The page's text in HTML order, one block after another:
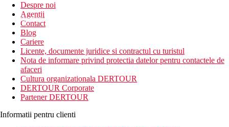
newsletter!
Despre noi
Agentii
Contact
Blog
Cariere
Licente, documente juridice si contractul cu turistul
Nota de informare privind protectia datelor pentru contactele de
afaceri
Cultura organizationala DERTOUR
DERTOUR Corporate
Partener DERTOUR
Informatii pentru clienti